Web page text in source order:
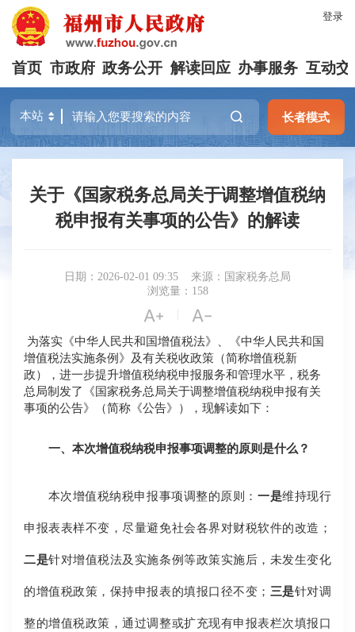
登录
首页 市政府 政务公开 解读回应 办事服务 互动交
长者模式
关于《国家税务总局关于调整增值税纳
税申报有关事项的公告》的解读
日期：2026-02-01 09:35
来源：国家税务总局
浏览量：158
 | 
为落实《中华人民共和国增值税法》、《中华人民共和国
增值税法实施条例》及有关税收政策（简称增值税新
政），进一步提升增值税纳税申报服务和管理水平，税务
总局制发了《国家税务总局关于调整增值税纳税申报有关
事项的公告》（简称《公告》），现解读如下：
一、本次增值税纳税申报事项调整的原则是什么？
本次增值税纳税申报事项调整的原则：一是维持现行
申报表表样不变，尽量避免社会各界对财税软件的改造；
二是针对增值税法及实施条例等政策实施后，未发生变化
的增值税政策，保持申报表的填报口径不变； 三是针对调
整的增值税政策，通过调整或扩充现有申报表栏次填报口